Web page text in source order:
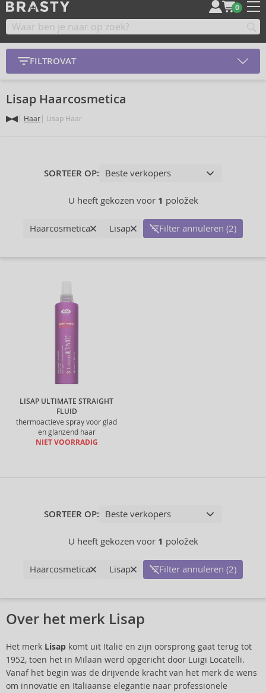
0
FILTROVAT
Lisap Haarcosmetica
Haar Lisap Haar
SORTEER OP:
U heeft gekozen voor 1 položek
Haarcosmetica Lisap Filter annuleren (2)
LISAP ULTIMATE STRAIGHT
FLUID
thermoactieve spray voor glad
en glanzend haar
NIET VOORRADIG
SORTEER OP:
U heeft gekozen voor 1 položek
Haarcosmetica Lisap Filter annuleren (2)
Over het merk Lisap
Het merk Lisap komt uit Italië en zijn oorsprong gaat terug tot
1952, toen het in Milaan werd opgericht door Luigi Locatelli.
Vanaf het begin was de drijvende kracht van het merk de wens
om innovatie en Italiaanse elegantie naar professionele